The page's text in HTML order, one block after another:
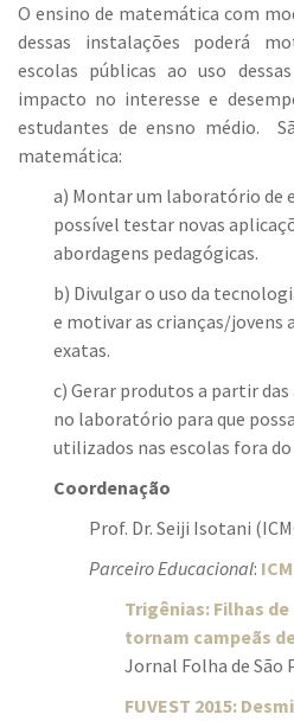
O ensino de matemática com
dessas instalações poderá
escolas públicas ao uso
impacto no interesse e
estudantes de ensno médio.
matemática:
a) Montar um laboratório de
possível testar novas
abordagens pedagógicas.
b) Divulgar o uso da
e motivar as crianças/jovens
exatas.
c) Gerar produtos a partir
no laboratório para que
utilizados nas escolas fora
Coordenação
Prof. Dr. Seiji Isotani
Parceiro Educacional:
Trigênias: Filhas
tornam campeãs
Jornal Folha de São
FUVEST 2015: